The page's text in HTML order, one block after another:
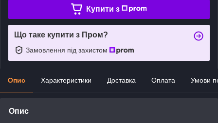
Купити з
Що таке купити з Пром?
Замовлення під захистом
Опис Характеристики Доставка Оплата Умови
Опис